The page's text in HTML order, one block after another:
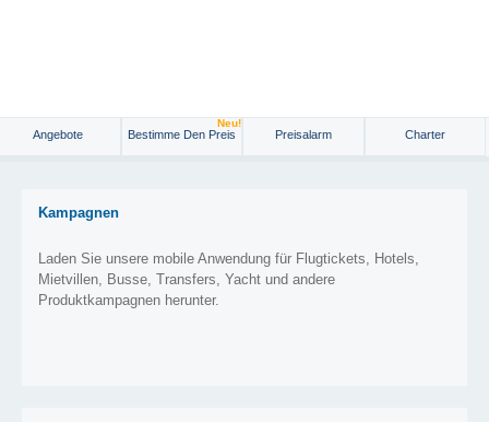
Angebote Bestimme Den Preis
Neu!
Preisalarm Charter
Kampagnen
Laden Sie unsere mobile Anwendung für Flugtickets, Hotels,
Mietvillen, Busse, Transfers, Yacht und andere
Produktkampagnen herunter.